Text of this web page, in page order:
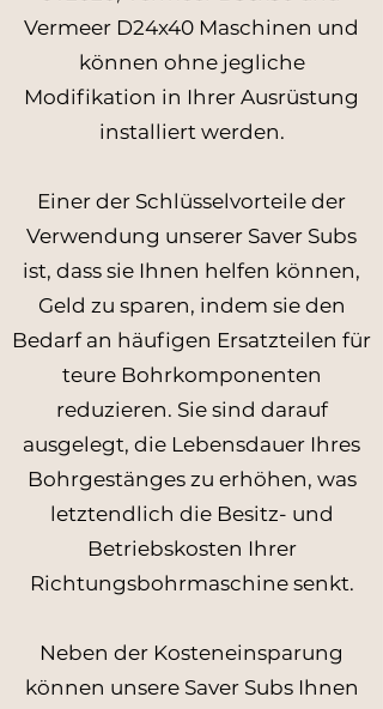
Vermeer D24x40 Maschinen und
können ohne jegliche
Modifikation in Ihrer Ausrüstung
installiert werden.
Einer der Schlüsselvorteile der
Verwendung unserer Saver Subs
ist, dass sie Ihnen helfen können,
Geld zu sparen, indem sie den
Bedarf an häufigen Ersatzteilen für
teure Bohrkomponenten
reduzieren. Sie sind darauf
ausgelegt, die Lebensdauer Ihres
Bohrgestänges zu erhöhen, was
letztendlich die Besitz- und
Betriebskosten Ihrer
Richtungsbohrmaschine senkt.
Neben der Kosteneinsparung
können unsere Saver Subs Ihnen